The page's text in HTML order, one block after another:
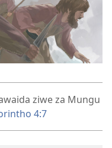
ziwe za Mungu
4:7